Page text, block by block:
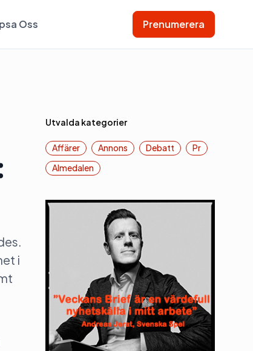
Oss Prenumerera
i
Utvalda kategorier
Affärer Annons Debatt
Pr
Almedalen